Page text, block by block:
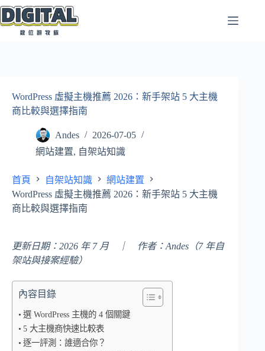
跳
至
WordPress 虛擬主機推薦 2026：新手架站 5 大主機
商比較與選擇指南
Andes
2026-07-05
網站建置, 自架站知識
首頁 自架站知識
網站建置
WordPress 虛擬主機推薦 2026：新手架站 5 大主機
商比較與選擇指南
更新日期：2026 年 7 月 ｜ 作者：Andes（7 年自
架站與接案經驗）
內容目錄
選 WordPress 主機的 4 個關鍵
5 大主機商快速比較表
逐一評測：誰適合你？